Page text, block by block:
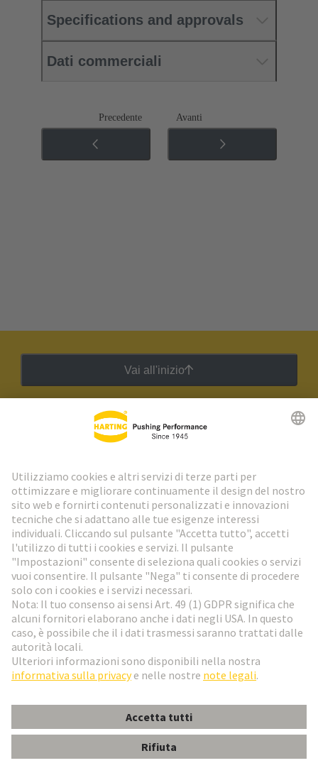
Specifications and approvals
Dati commerciali
Precedente Avanti
Vai all'inizio
Newsletter HARTING
Vai al registrazione
Social Media
Italia Italiano
© HARTING Technology Group
ImprintInformativa sulla privacy